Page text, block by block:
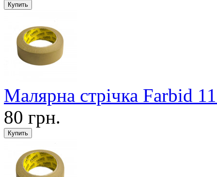
Малярна стрічка Farbid
80 грн.